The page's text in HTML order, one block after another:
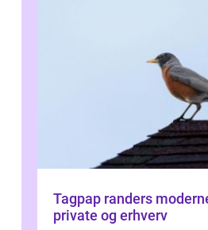
Tagpap randers moderne tage til
private og erhverv